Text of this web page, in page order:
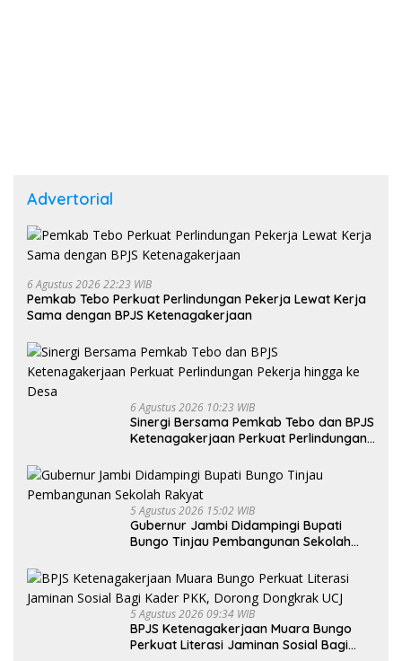
Advertorial
6 Agustus 2026 22:23 WIB
Pemkab Tebo Perkuat Perlindungan Pekerja Lewat Kerja
Sama dengan BPJS Ketenagakerjaan
6 Agustus 2026 10:23 WIB
Sinergi Bersama Pemkab Tebo dan BPJS
Ketenagakerjaan Perkuat Perlindungan
5 Agustus 2026 15:02 WIB
Gubernur Jambi Didampingi Bupati
Bungo Tinjau Pembangunan Sekolah
5 Agustus 2026 09:34 WIB
BPJS Ketenagakerjaan Muara Bungo
Perkuat Literasi Jaminan Sosial Bagi